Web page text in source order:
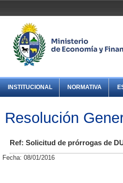
INSTITUCIONAL NORMATIVA
Resolución
Ref: Solicitud de prórrogas de
Fecha: 08/01/2016